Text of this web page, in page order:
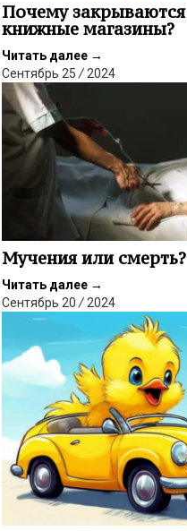
Почему закрываются
книжные магазины?
Читать далее →
Сентябрь 25/2024
Мучения или смерть?
Читать далее →
Сентябрь 20 / 2024